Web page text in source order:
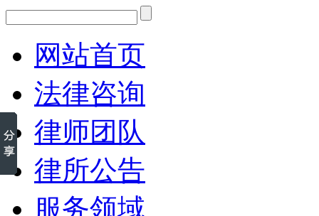
网站首页
法律咨询
律师团队
律所公告
服务领域